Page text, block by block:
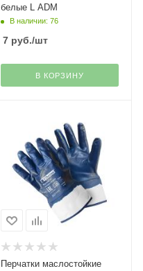
белые L ADM
В наличии: 76
7руб./шт
В КОРЗИНУ
Перчатки маслостойкие